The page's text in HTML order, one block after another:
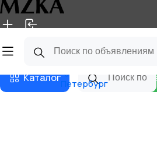
Главная Магазины
КаталогПетербург